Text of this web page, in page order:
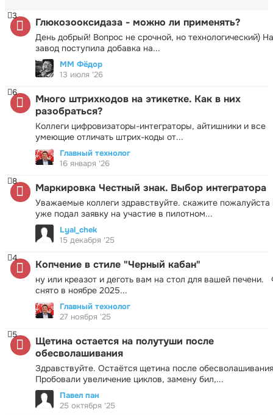
Глюкозооксидаза - можно ли применять?
День добрый! Вопрос не срочной, но технологический) На
завод поступила добавка на...
3
ММ Фёдор
13 июля '26
Много штрихкодов на этикетке. Как в них
разобраться?
Коллеги цифровизаторы-интеграторы, айтишники и все
умеющие отличать штрих-коды от...
6
Главный технолог
16 января '26
Маркировка Честный знак. Выбор интегратора
Уважаемые коллеги здравствуйте. скажите пожалуйста
уже подал заявку на участие в пилотном...
8
Lyal_chek
15 декабря '25
Копчение в стиле "Черный кабан"
ну или креазот и деготь вам на стол для вашей печени.
снято в ноябре 2025...
4
Главный технолог
27 ноября '25
Щетина остается на полутуши после
обесволашивания
Здравствуйте. Остаётся щетина после
Пробовали увеличение циклов, замену бил,...
5
Павел пан
25 октября '25